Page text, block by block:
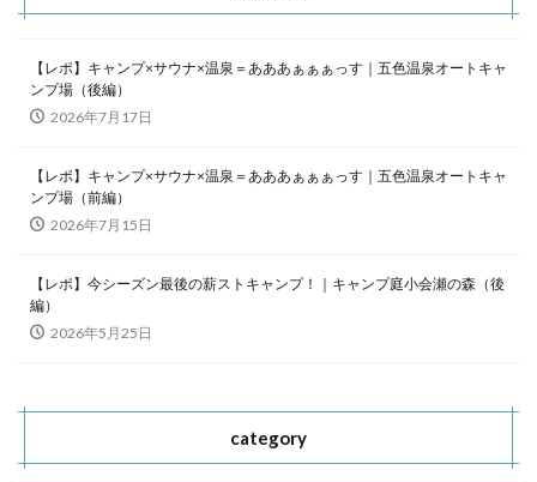
【レポ】キャンプ×サウナ×温泉＝あああぁぁぁっす｜五色温泉オートキャ
ンプ場（後編）
2026年7月17日
【レポ】キャンプ×サウナ×温泉＝あああぁぁぁっす｜五色温泉オートキャ
ンプ場（前編）
2026年7月15日
【レポ】今シーズン最後の薪ストキャンプ！｜キャンプ庭小会瀬の森（後
編）
2026年5月25日
category